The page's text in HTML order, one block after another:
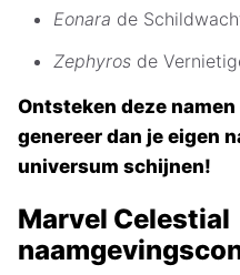
Eonara de
Zephyros de
Ontsteken deze
genereer dan je eigen
universum schijnen!
Marvel Celestial